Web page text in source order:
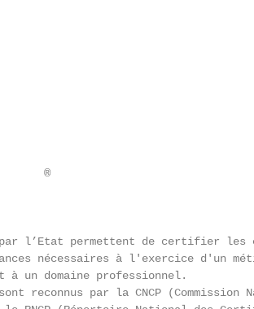
®
l’Etat permettent de certifier les
nécessaires à l'exercice d'un
à un domaine professionnel.
reconnus par la CNCP